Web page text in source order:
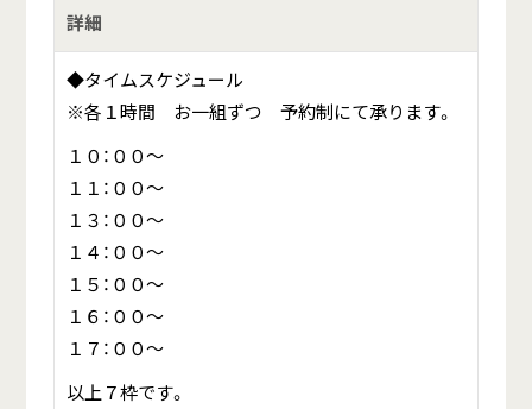
詳細
◆タイムスケジュール
※各１時間 お一組ずつ 予約制にて承ります。
１０：００～
１１：００～
１３：００～
１４：００～
１５：００～
１６：００～
１７：００～
以上７枠です。